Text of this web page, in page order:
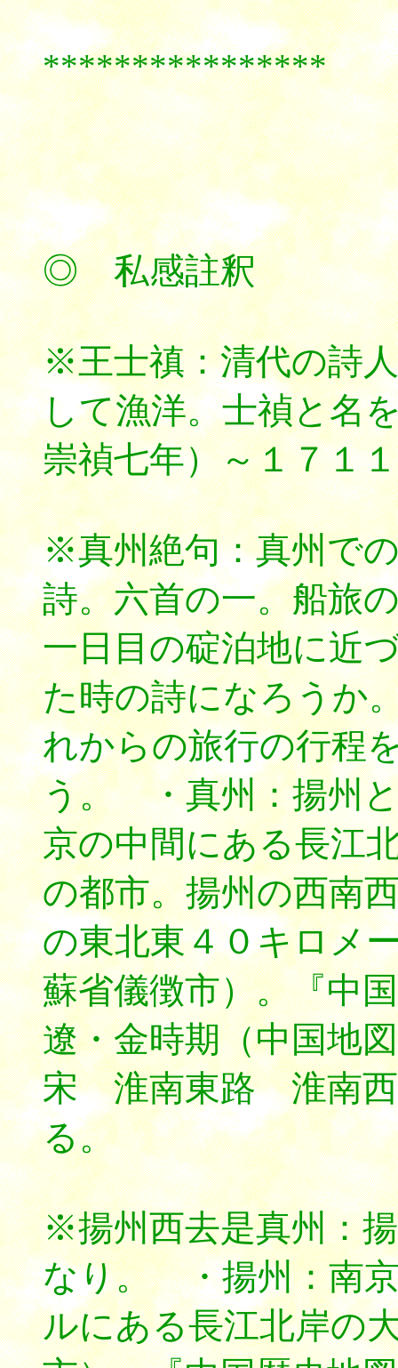
****************
◎ 私感註釈
※王士禛：清代の詩
して漁洋。士禎と名
崇禎七年）～１７１
※真州絶句：真州で
詩。六首の一。船旅
一日目の碇泊地に近
た時の詩になろうか
れからの旅行の行程
う。 ・真州：揚州
京の中間にある長江
の都市。揚州の西南
の東北東４０キロメ
蘇省儀徴市）。『中
遼・金時期（中国地
宋 淮南東路 淮南西
る。
※揚州西去是真州：
なり。 ・揚州：南
ルにある長江北岸の